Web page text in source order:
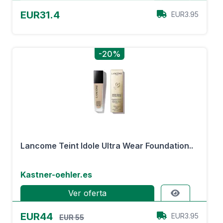
EUR31.4 EUR3.95
-20%
Lancome Teint Idole Ultra Wear Foundation..
Kastner-oehler.es
Ver oferta
EUR44 EUR 55 EUR3.95